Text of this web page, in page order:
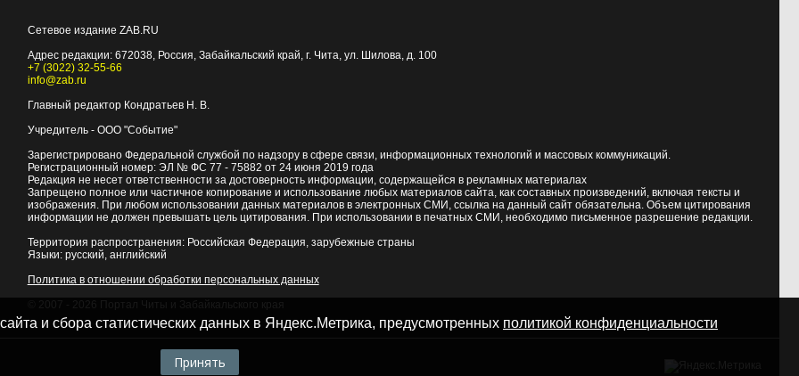
Сетевое издание ZAB.RU
Адрес редакции: 672038, Россия, Забайкальский край, г. Чита, ул. Шилова, д. 100
+7 (3022) 32-55-66
info@zab.ru
Главный редактор Кондратьев Н. В.
Учредитель - ООО "Событие"
Зарегистрировано Федеральной службой по надзору в сфере связи, информационных технологий и массовых коммуникаций.
Регистрационный номер: ЭЛ № ФС 77 - 75882 от 24 июня 2019 года
Редакция не несет ответственности за достоверность информации, содержащейся в рекламных материалах
Запрещено полное или частичное копирование и использование любых материалов сайта, как составных произведений, включая тексты и
изображения. При любом использовании данных материалов в электронных СМИ, ссылка на данный сайт обязательна. Объем цитирования
информации не должен превышать цель цитирования. При использовании в печатных СМИ, необходимо письменное разрешение редакции.
Территория распространения: Российская Федерация, зарубежные страны
Языки: русский, английский
Политика в отношении обработки персональных данных
и сбора статистических данных в Яндекс.Метрика, предусмотренных политикой конфиденциальности
Принять